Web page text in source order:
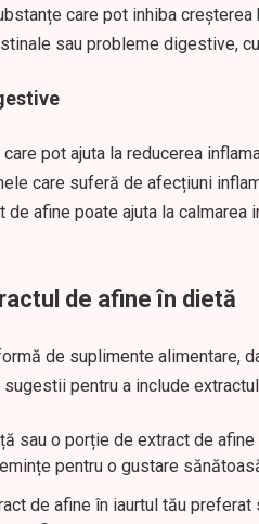
care pot inhiba
sau probleme digestive,
pot ajuta la reducerea
care suferă de afecțiuni
afine poate ajuta la
de afine în dietă
de suplimente alimentare,
pentru a include
sau o porție de extract de
pentru o gustare
de afine în iaurtul tău